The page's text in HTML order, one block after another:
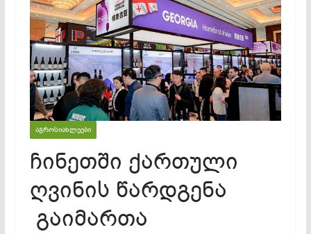
ᲐᲒᲠᲝᲡᲘᲐᲮᲚᲔᲔᲑᲘ
ჩინეთში ქართული
ღვინის წარდგენა
გაიმართა